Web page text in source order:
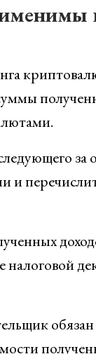
за
и
налоговой